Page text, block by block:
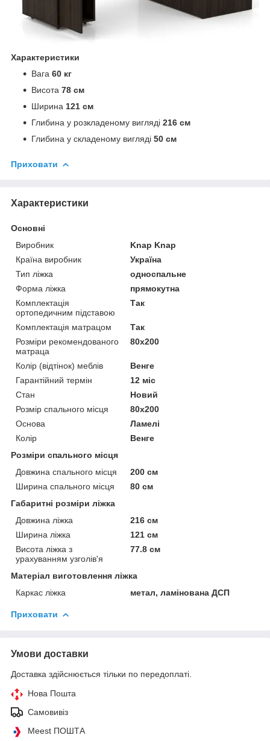
Характеристики
Вага 60 кг
Висота 78 см
Ширина 121 см
Глибина у розкладеному вигляді 216 см
Глибина у складеному вигляді 50 см
Приховати
Характеристики
Основні
Виробник
Knap Knap
Країна виробник
Україна
Тип ліжка
односпальне
Форма ліжка
прямокутна
Комплектація
ортопедичним підставою
Так
Комплектація матрацом
Так
Розміри рекомендованого
матраца
80х200
Колір (відтінок) меблів
Венге
Гарантійний термін
12 міс
Стан
Новий
Розмір спального місця
80х200
Основа
Ламелі
Колір
Венге
Розміри спального місця
Довжина спального місця
200 см
Ширина спального місця
80 см
Габаритні розміри ліжка
Довжина ліжка
216 см
Ширина ліжка
121 см
Висота ліжка з
урахуванням узголів'я
77.8 см
Матеріал виготовлення ліжка
Каркас ліжка
метал, ламінована ДСП
Приховати
Умови доставки
Доставка здійснюється тільки по передоплаті.
Нова Пошта
Самовивіз
Meest ПОШТА